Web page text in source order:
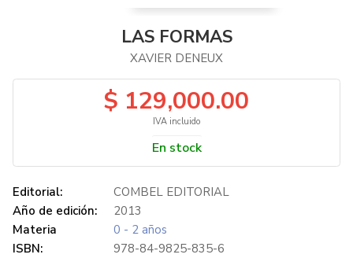
LAS FORMAS
XAVIER DENEUX
$ 129,000.00
IVA incluido
En stock
Editorial:
COMBEL EDITORIAL
Año de edición:
2013
Materia
0 - 2 años
ISBN:
978-84-9825-835-6